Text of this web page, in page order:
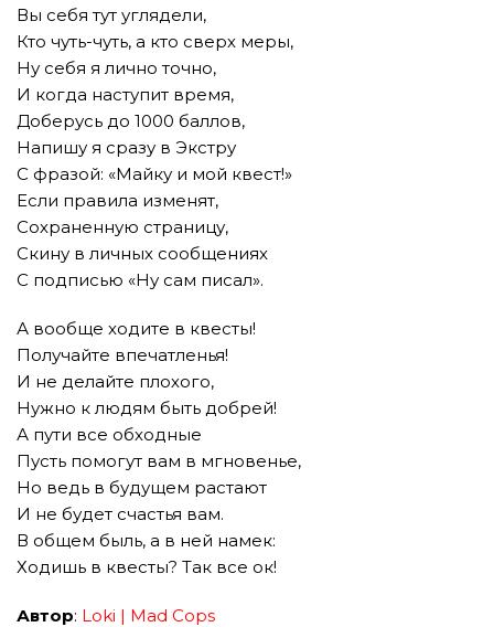
Вы себя тут углядели,
Кто чуть-чуть, а кто сверх меры,
Ну себя я лично точно,
И когда наступит время,
Доберусь до 1000 баллов,
Напишу я сразу в Экстру
С фразой: «Майку и мой квест!»
Если правила изменят,
Сохраненную страницу,
Скину в личных сообщениях
С подписью «Ну сам писал».
А вообще ходите в квесты!
Получайте впечатленья!
И не делайте плохого,
Нужно к людям быть добрей!
А пути все обходные
Пусть помогут вам в мгновенье,
Но ведь в будущем растают
И не будет счастья вам.
В общем быль, а в ней намек:
Ходишь в квесты? Так все ок!
Автор: Loki | Mad Cops